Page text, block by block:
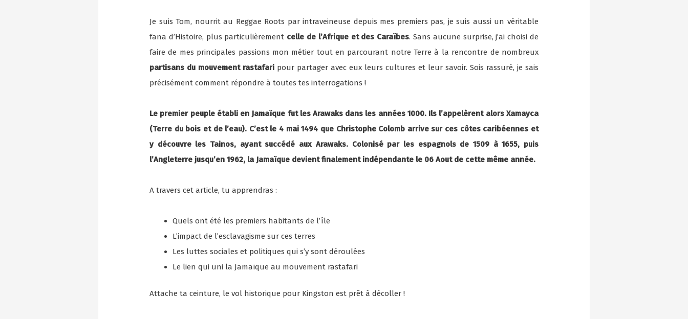
Je suis Tom, nourrit au Reggae Roots par intraveineuse depuis mes premiers pas, je suis aussi un véritable
fana d’Histoire, plus particulièrement celle de l’Afrique et des Caraïbes. Sans aucune surprise, j’ai choisi de
faire de mes principales passions mon métier tout en parcourant notre Terre à la rencontre de nombreux
partisans du mouvement rastafari pour partager avec eux leurs cultures et leur savoir. Sois rassuré, je sais
précisément comment répondre à toutes tes interrogations !
Le premier peuple établi en Jamaïque fut les Arawaks dans les années 1000. Ils l’appelèrent alors Xamayca
(Terre du bois et de l’eau). C’est le 4 mai 1494 que Christophe Colomb arrive sur ces côtes caribéennes et
y découvre les Tainos, ayant succédé aux Arawaks. Colonisé par les espagnols de 1509 à 1655, puis
l’Angleterre jusqu’en 1962, la Jamaïque devient finalement indépendante le 06 Aout de cette même année.
A travers cet article, tu apprendras :
Quels ont été les premiers habitants de l’île
L’impact de l’esclavagisme sur ces terres
Les luttes sociales et politiques qui s’y sont déroulées
Le lien qui uni la Jamaïque au mouvement rastafari
Attache ta ceinture, le vol historique pour Kingston est prêt à décoller !